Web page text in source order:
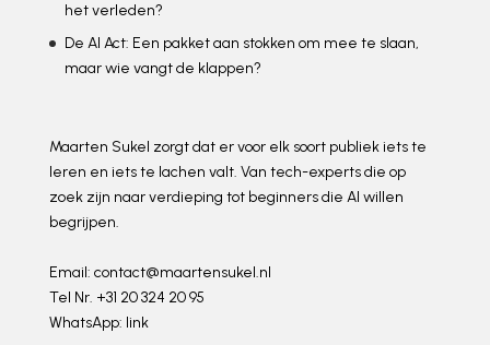
het verleden?
De AI Act: Een pakket aan stokken om mee te slaan,
maar wie vangt de klappen?
Maarten Sukel zorgt dat er voor elk soort publiek iets te
leren en iets te lachen valt. Van tech-experts die op
zoek zijn naar verdieping tot beginners die AI willen
begrijpen.
Email: contact@maartensukel.nl
Tel Nr. +31 20 324 20 95
WhatsApp: link